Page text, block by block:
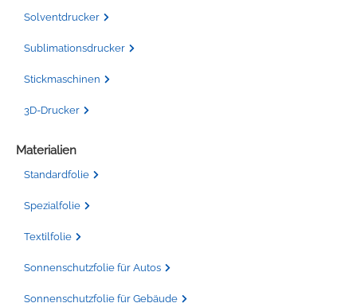
Solventdrucker
Sublimationsdrucker
Stickmaschinen
3D-Drucker
Materialien
Standardfolie
Spezialfolie
Textilfolie
Sonnenschutzfolie für Autos
Sonnenschutzfolie für Gebäude